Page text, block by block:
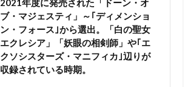
ブ・マジェスティ」～｢ディメンショ
ン・フォース｣から選出。「白の聖女
エクレシア」「妖眼の相剣師」や｢エ
クソシスターズ・マニフィカ｣辺りが
収録されている時期。